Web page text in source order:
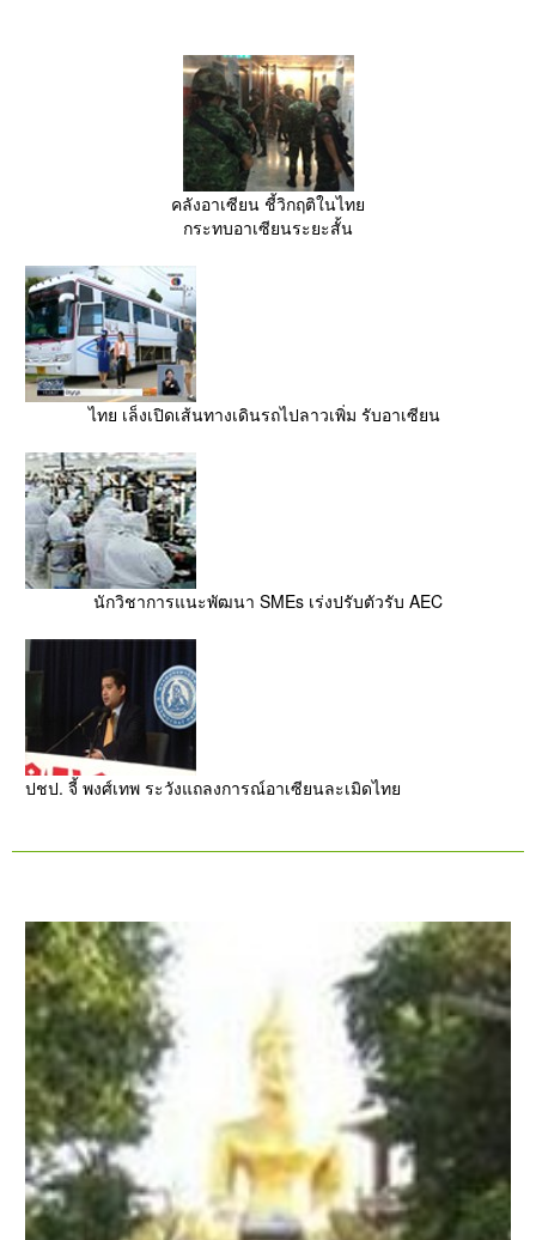
คลังอาเซียน ชี้วิกฤติในไทย
กระทบอาเซียนระยะสั้น
ไทย เล็งเปิดเส้นทางเดินรถไปลาวเพิ่ม รับอาเซียน
นักวิชาการแนะพัฒนา SMEs เร่งปรับตัวรับ AEC
ปชป. จี้ พงศ์เทพ ระวังแถลงการณ์อาเซียนละเมิดไทย